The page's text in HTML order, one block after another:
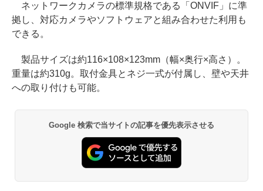
ネットワークカメラの標準規格である「ONVIF」に準
拠し、対応カメラやソフトウェアと組み合わせた利用も
できる。
製品サイズは約116×108×123mm（幅×奥行×高さ）。
重量は約310g。取付金具とネジ一式が付属し、壁や天井
への取り付けも可能。
Google 検索で当サイトの記事を優先表示させる